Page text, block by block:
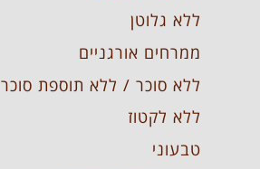
ללא גלוטן
ממרחים אורגניים
ללא סוכר / ללא תוספת סוכר
ללא לקטוז
טבעוני